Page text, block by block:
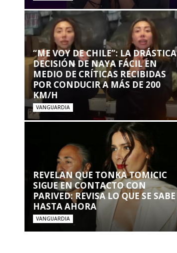
“ME VOY DE CHILE”: LA DRÁSTICA
DECISIÓN DE NAYA FÁCIL EN
MEDIO DE CRÍTICAS RECIBIDAS
POR CONDUCIR A MÁS DE 200
KM/H
VANGUARDIA
REVELAN QUE TONKA TOMICIC
SIGUE EN CONTACTO CON
PARIVED: REVISA LO QUE SE SABE
HASTA AHORA
VANGUARDIA